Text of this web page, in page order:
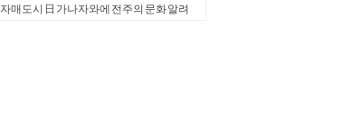
자매도시 日 가나자와에 전주의 문화 알려